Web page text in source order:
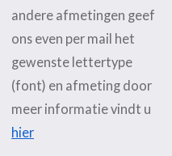
andere afmetingen geef
ons even per mail het
gewenste lettertype
(font) en afmeting door
meer informatie vindt u
hier